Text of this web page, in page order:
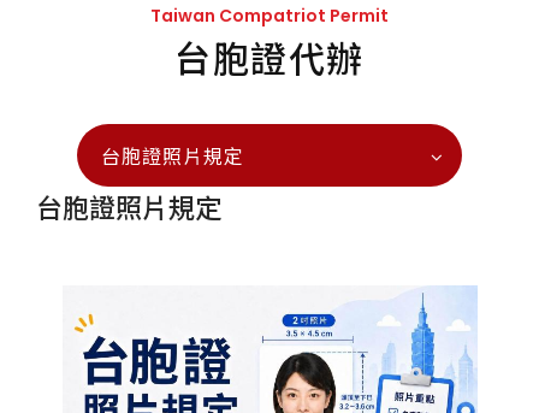
Taiwan Compatriot Permit
台胞證代辦
台胞證照片規定
台胞證照片規定